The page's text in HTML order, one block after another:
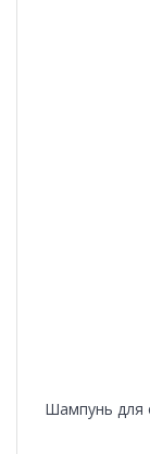
Шампунь для